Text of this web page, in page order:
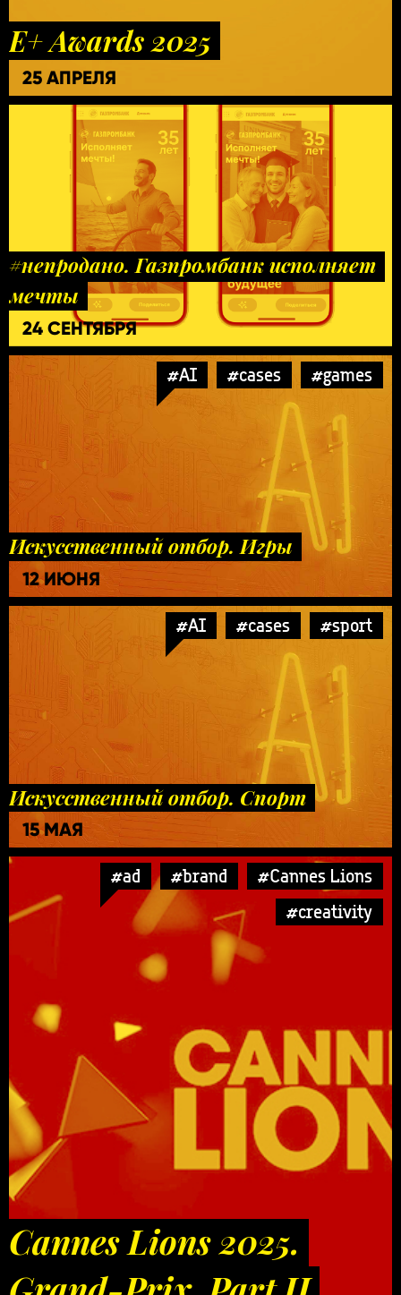
E+ Awards 2025
25 АПРЕЛЯ
#непродано. Газпромбанк исполняет
мечты
24 СЕНТЯБРЯ
#AI #cases #games
Искусственный отбор. Игры
12 ИЮНЯ
#AI #cases #sport
Искусственный отбор. Спорт
15 МАЯ
#ad #brand
#Cannes Lions
#creativity
Cannes Lions 2025.